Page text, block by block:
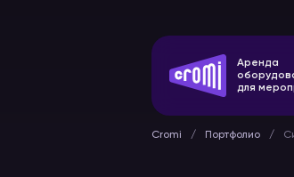
Аренда
для
Cromi Портфолио